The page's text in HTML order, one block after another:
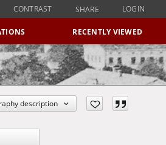
CONTRAST SHARE LOGIN
RECENTLY VIEWED
description